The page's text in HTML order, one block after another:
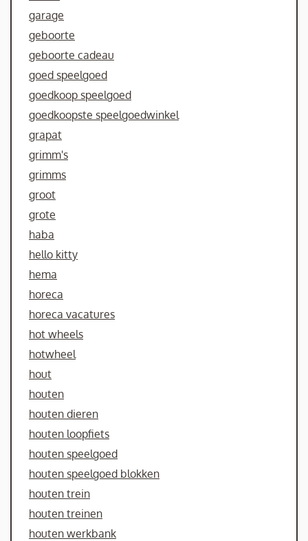
garage
geboorte
geboorte cadeau
goed speelgoed
goedkoop speelgoed
goedkoopste speelgoedwinkel
grapat
grimm's
grimms
groot
grote
haba
hello kitty
hema
horeca
horeca vacatures
hot wheels
hotwheel
hout
houten
houten dieren
houten loopfiets
houten speelgoed
houten speelgoed blokken
houten trein
houten treinen
houten werkbank